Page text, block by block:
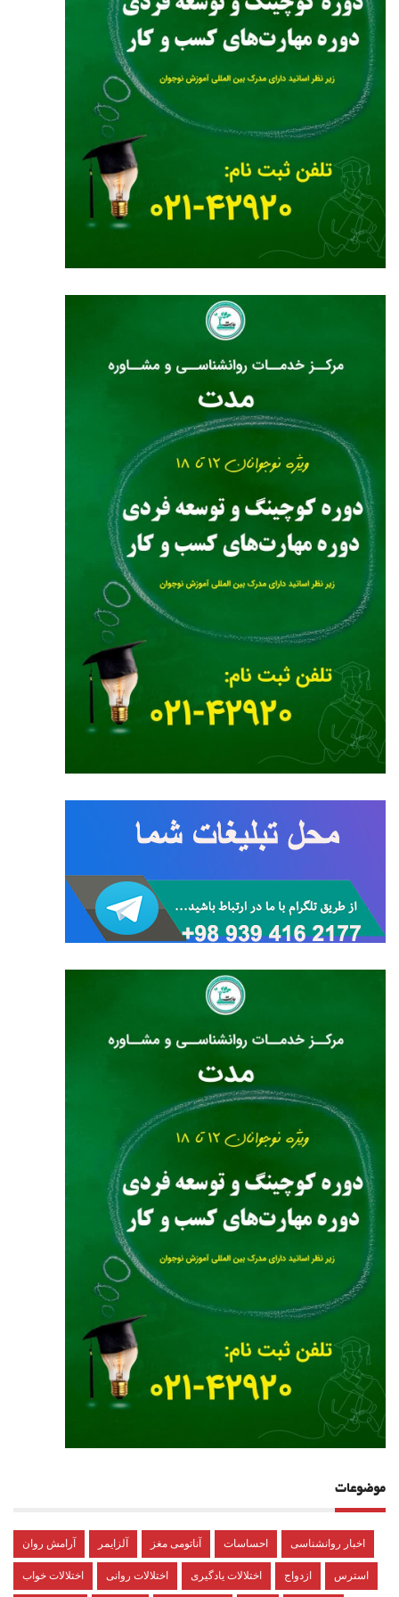
موضوعات
آرامش روان آلزایمر آناتومی مغز احساسات اخبار روانشناسی
اختلالات خواب اختلالات روانی اختلالات یادگیری ازدواج استرس